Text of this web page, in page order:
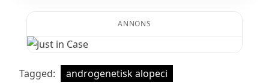
ANNONS
Tagged:
androgenetisk alopeci